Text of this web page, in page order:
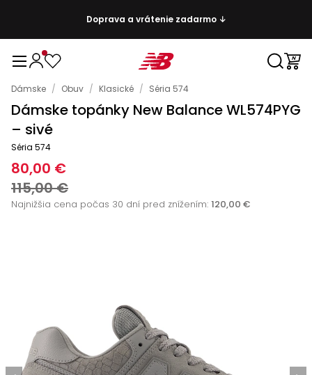
Doprava a vrátenie zadarmo ↓
Dámske / Obuv / Klasické / Séria 574
Dámske topánky New Balance WL574PYG
– sivé
Séria 574
80,00 €
115,00 €
Najnižšia cena počas 30 dní pred znížením: 120,00 €